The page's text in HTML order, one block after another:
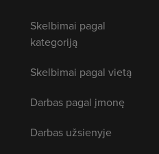
Skelbimai pagal
kategoriją
Skelbimai pagal vietą
Darbas pagal įmonę
Darbas užsienyje